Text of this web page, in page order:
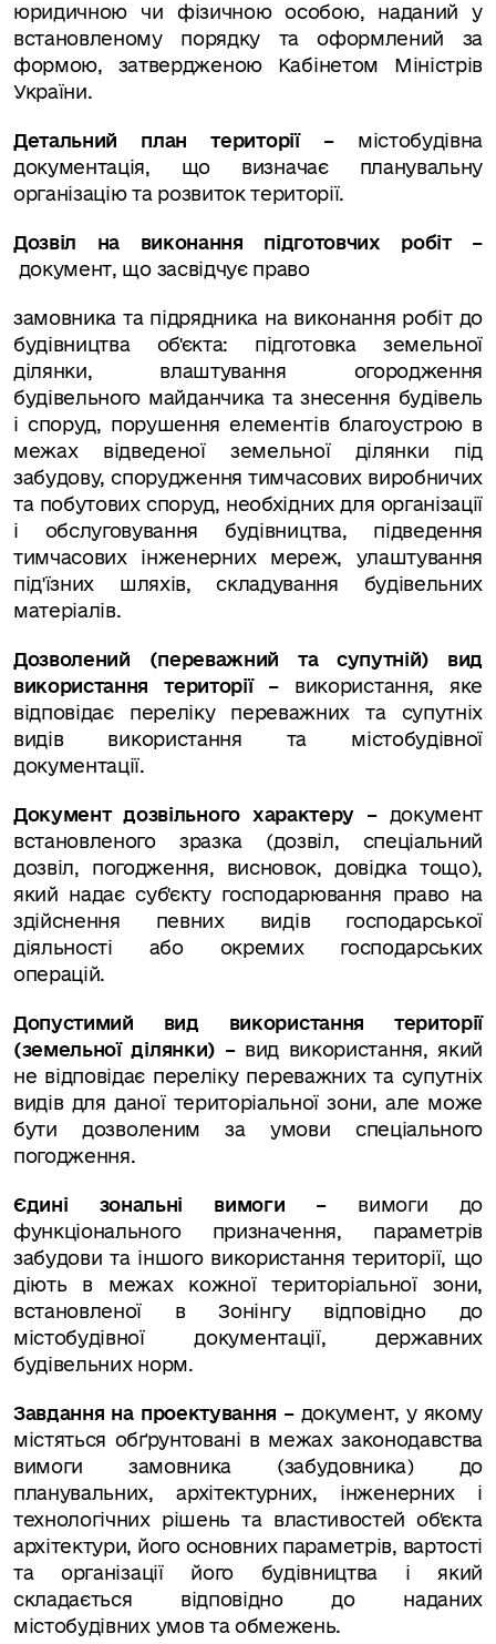
юридичною чи фізичною особою, наданий у
встановленому порядку та оформлений за
формою, затвердженою Кабінетом Міністрів
України.
Детальний план території – містобудівна
документація, що визначає планувальну
організацію та розвиток території.
Дозвіл на виконання підготовчих робіт –
документ, що засвідчує право
замовника та підрядника на виконання робіт до
будівництва об'єкта: підготовка земельної
ділянки, влаштування огородження
будівельного майданчика та знесення будівель
і споруд, порушення елементів благоустрою в
межах відведеної земельної ділянки під
забудову, спорудження тимчасових виробничих
та побутових споруд, необхідних для організації
і обслуговування будівництва, підведення
тимчасових інженерних мереж, улаштування
під'їзних шляхів, складування будівельних
матеріалів.
Дозволений (переважний та супутній) вид
використання території – використання, яке
відповідає переліку переважних та супутніх
видів використання та містобудівної
документації.
Документ дозвільного характеру – документ
встановленого зразка (дозвіл, спеціальний
дозвіл, погодження, висновок, довідка тощо),
який надає суб'єкту господарювання право на
здійснення певних видів господарської
діяльності або окремих господарських
операцій.
Допустимий вид використання території
(земельної ділянки) – вид використання, який
не відповідає переліку переважних та супутніх
видів для даної територіальної зони, але може
бути дозволеним за умови спеціального
погодження.
Єдині зональні вимоги – вимоги до
функціонального призначення, параметрів
забудови та іншого використання території, що
діють в межах кожної територіальної зони,
встановленої в Зонінгу відповідно до
містобудівної документації, державних
будівельних норм.
Завдання на проектування – документ, у якому
містяться обґрунтовані в межах законодавства
вимоги замовника (забудовника) до
планувальних, архітектурних, інженерних і
технологічних рішень та властивостей об'єкта
архітектури, його основних параметрів, вартості
та організації його будівництва і який
складається відповідно до наданих
містобудівних умов та обмежень.